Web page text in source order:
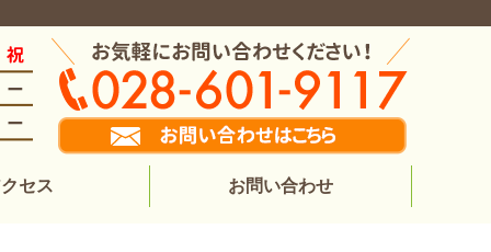
セス お問い合わせ